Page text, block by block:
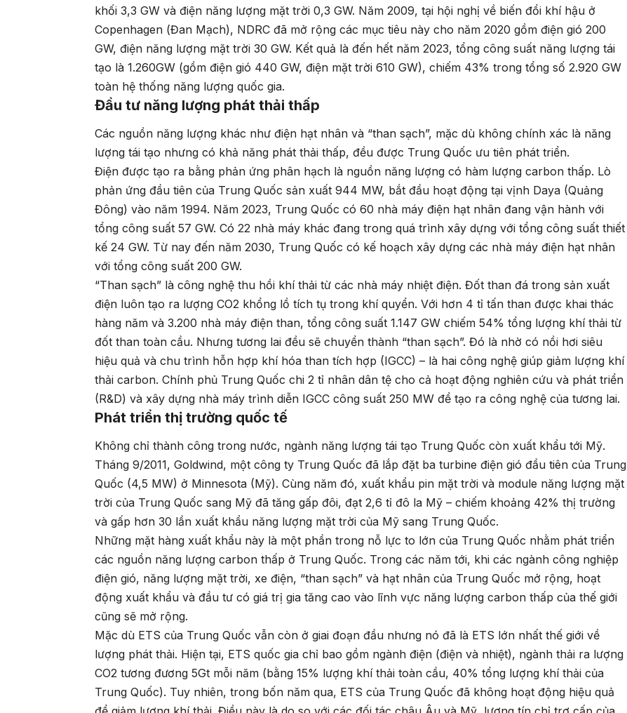
khối 3,3 GW và điện năng lượng mặt trời 0,3 GW. Năm 2009, tại hội nghị về biến đổi khí hậu ở
Copenhagen (Đan Mạch), NDRC đã mở rộng các mục tiêu này cho năm 2020 gồm điện gió 200
GW, điện năng lượng mặt trời 30 GW. Kết quả là đến hết năm 2023, tổng công suất năng lượng tái
tạo là 1.260GW (gồm điện gió 440 GW, điện mặt trời 610 GW), chiếm 43% trong tổng số 2.920 GW
toàn hệ thống năng lượng quốc gia.
Đầu tư năng lượng phát thải thấp
Các nguồn năng lượng khác như điện hạt nhân và “than sạch”, mặc dù không chính xác là năng
lượng tái tạo nhưng có khả năng phát thải thấp, đều được Trung Quốc ưu tiên phát triển.
Điện được tạo ra bằng phản ứng phân hạch là nguồn năng lượng có hàm lượng carbon thấp. Lò
phản ứng đầu tiên của Trung Quốc sản xuất 944 MW, bắt đầu hoạt động tại vịnh Daya (Quảng
Đông) vào năm 1994. Năm 2023, Trung Quốc có 60 nhà máy điện hạt nhân đang vận hành với
tổng công suất 57 GW. Có 22 nhà máy khác đang trong quá trình xây dựng với tổng công suất thiết
kế 24 GW. Từ nay đến năm 2030, Trung Quốc có kế hoạch xây dựng các nhà máy điện hạt nhân
với tổng công suất 200 GW.
“Than sạch” là công nghệ thu hồi khí thải từ các nhà máy nhiệt điện. Đốt than đá trong sản xuất
điện luôn tạo ra lượng CO2 khổng lồ tích tụ trong khí quyển. Với hơn 4 tỉ tấn than được khai thác
hàng năm và 3.200 nhà máy điện than, tổng công suất 1.147 GW chiếm 54% tổng lượng khí thải từ
đốt than toàn cầu. Nhưng tương lai đều sẽ chuyển thành “than sạch”. Đó là nhờ có nồi hơi siêu
hiệu quả và chu trình hỗn hợp khí hóa than tích hợp (IGCC) – là hai công nghệ giúp giảm lượng khí
thải carbon. Chính phủ Trung Quốc chi 2 tỉ nhân dân tệ cho cả hoạt động nghiên cứu và phát triển
(R&D) và xây dựng nhà máy trình diễn IGCC công suất 250 MW để tạo ra công nghệ của tương lai.
Phát triển thị trường quốc tế
Không chỉ thành công trong nước, ngành năng lượng tái tạo Trung Quốc còn xuất khẩu tới Mỹ.
Tháng 9/2011, Goldwind, một công ty Trung Quốc đã lắp đặt ba turbine điện gió đầu tiên của Trung
Quốc (4,5 MW) ở Minnesota (Mỹ). Cùng năm đó, xuất khẩu pin mặt trời và module năng lượng mặt
trời của Trung Quốc sang Mỹ đã tăng gấp đôi, đạt 2,6 tỉ đô la Mỹ – chiếm khoảng 42% thị trường
và gấp hơn 30 lần xuất khẩu năng lượng mặt trời của Mỹ sang Trung Quốc.
Những mặt hàng xuất khẩu này là một phần trong nỗ lực to lớn của Trung Quốc nhằm phát triển
các nguồn năng lượng carbon thấp ở Trung Quốc. Trong các năm tới, khi các ngành công nghiệp
điện gió, năng lượng mặt trời, xe điện, “than sạch” và hạt nhân của Trung Quốc mở rộng, hoạt
động xuất khẩu và đầu tư có giá trị gia tăng cao vào lĩnh vực năng lượng carbon thấp của thế giới
cũng sẽ mở rộng.
Mặc dù ETS của Trung Quốc vẫn còn ở giai đoạn đầu nhưng nó đã là ETS lớn nhất thế giới về
lượng phát thải. Hiện tại, ETS quốc gia chỉ bao gồm ngành điện (điện và nhiệt), ngành thải ra lượng
CO2 tương đương 5Gt mỗi năm (bằng 15% lượng khí thải toàn cầu, 40% tổng lượng khí thải của
Trung Quốc). Tuy nhiên, trong bốn năm qua, ETS của Trung Quốc đã không hoạt động hiệu quả